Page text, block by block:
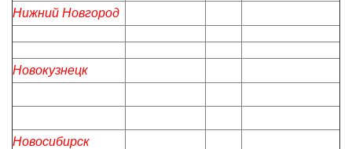
Нижний Новгород
Новокузнецк
Новосибирск